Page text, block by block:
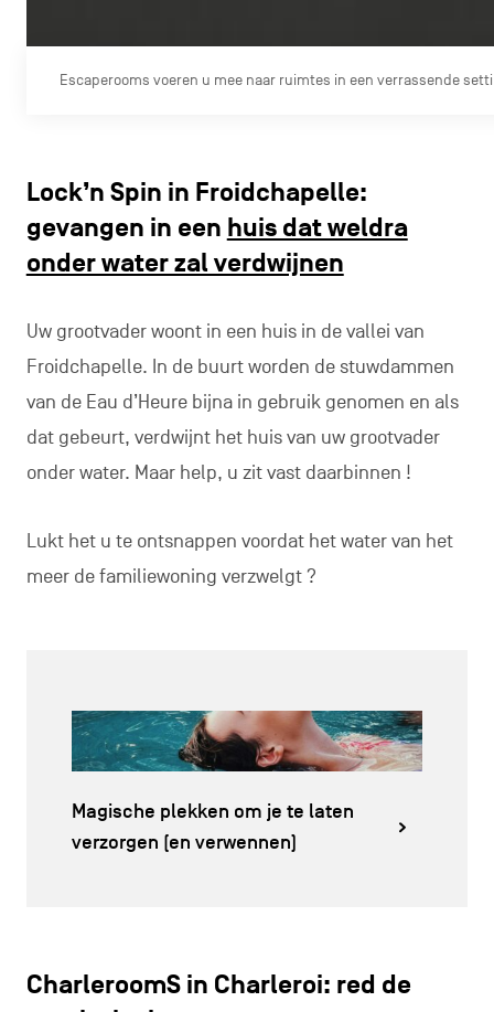
Escaperooms voeren u mee naar ruimtes in een verrassende
Lock’n Spin in Froidchapelle:
gevangen in een huis dat weldra
onder water zal verdwijnen
Uw grootvader woont in een huis in de vallei van
Froidchapelle. In de buurt worden de stuwdammen
van de Eau d’Heure bijna in gebruik genomen en als
dat gebeurt, verdwijnt het huis van uw grootvader
onder water. Maar help, u zit vast daarbinnen !
Lukt het u te ontsnappen voordat het water van het
meer de familiewoning verzwelgt ?
Magische plekken om je te laten
verzorgen (en verwennen)
CharleroomS in Charleroi: red de